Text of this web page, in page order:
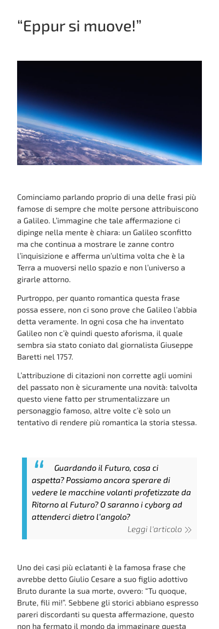
“Eppur si muove!”
Cominciamo parlando proprio di una delle frasi più
famose di sempre che molte persone attribuiscono
a Galileo. L’immagine che tale affermazione ci
dipinge nella mente è chiara: un Galileo sconfitto
ma che continua a mostrare le zanne contro
l’inquisizione e afferma un’ultima volta che è la
Terra a muoversi nello spazio e non l’universo a
girarle attorno.
Purtroppo, per quanto romantica questa frase
possa essere, non ci sono prove che Galileo l’abbia
detta veramente. In ogni cosa che ha inventato
Galileo non c’è quindi questo aforisma, il quale
sembra sia stato coniato dal giornalista Giuseppe
Baretti nel 1757.
L’attribuzione di citazioni non corrette agli uomini
del passato non è sicuramente una novità: talvolta
questo viene fatto per strumentalizzare un
personaggio famoso, altre volte c’è solo un
tentativo di rendere più romantica la storia stessa.
Guardando il Futuro, cosa ci
aspetta? Possiamo ancora sperare di
vedere le macchine volanti profetizzate da
Ritorno al Futuro? O saranno i cyborg ad
attenderci dietro l’angolo?
Leggi l'articolo
Uno dei casi più eclatanti è la famosa frase che
avrebbe detto Giulio Cesare a suo figlio adottivo
Bruto durante la sua morte, ovvero: “Tu quoque,
Brute, fili mi!”. Sebbene gli storici abbiano espresso
pareri discordanti su questa affermazione, questo
non ha fermato il mondo da immaginare questa